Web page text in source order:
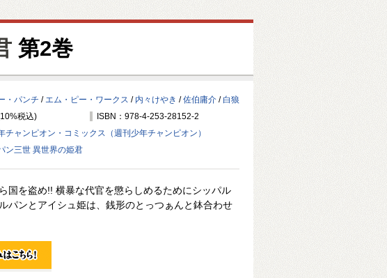
第2巻
・パンチ / エム・ピー・ワークス / 内々けやき /佐伯庸介 / 白狼
税込)
ISBN：978-4-253-28152-2
チャンピオン・コミックス（週刊少年チャンピオン）
ン三世 異世界の姫君
国を盗め!! 横暴な代官を懲らしめるためにシッパル
パンとアイシュ姫は、銭形のとっつぁんと鉢合わせ